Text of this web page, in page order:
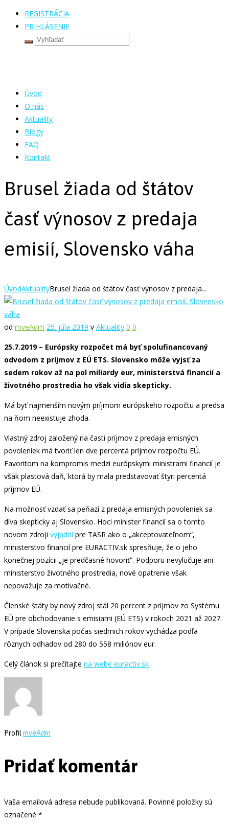
REGISTRÁCIA
PRIHLÁSENIE
Úvod
O nás
Aktuality
Blogy
FAQ
Kontakt
Brusel žiada od štátov
časť výnosov z predaja
emisií, Slovensko váha
ÚvodAktualityBrusel žiada od štátov časť výnosov z predaja...
od mveAdm 25. júla 2019 v Aktuality 0 0
25.7.2019 – Európsky rozpočet má byť spolufinancovaný
odvodom z príjmov z EÚ ETS. Slovensko môže vyjsť za
sedem rokov až na pol miliardy eur, ministerstvá financií a
životného prostredia ho však vidia skepticky.
Má byť najmenším novým príjmom európskeho rozpočtu a predsa
na ňom neexistuje zhoda.
Vlastný zdroj založený na časti príjmov z predaja emisných
povoleniek má tvoriť len dve percentá príjmov rozpočtu EÚ.
Favoritom na kompromis medzi európskymi ministrami financií je
však plastová daň, ktorá by mala predstavovať štyri percentá
príjmov EÚ.
Na možnosť vzdať sa peňazí z predaja emisných povoleniek sa
díva skepticky aj Slovensko. Hoci minister financií sa o tomto
novom zdroji vyjadril pre TASR ako o „akceptovateľnom“,
ministerstvo financií pre EURACTIV.sk spresňuje, že o jeho
konečnej pozícii „je predčasné hovoriť“. Podporu nevylučuje ani
ministerstvo životného prostredia, nové opatrenie však
nepovažuje za motivačné.
Členské štáty by nový zdroj stál 20 percent z príjmov zo Systému
EÚ pre obchodovanie s emisiami (EÚ ETS) v rokoch 2021 až 2027.
V prípade Slovenska počas siedmich rokov vychádza podľa
rôznych odhadov od 280 do 558 miliónov eur.
Celý článok si prečítajte na webe euractiv.sk
Profil mveAdm
Pridať komentár
Vaša emailová adresa nebude publikovaná. Povinné položky sú
označené *